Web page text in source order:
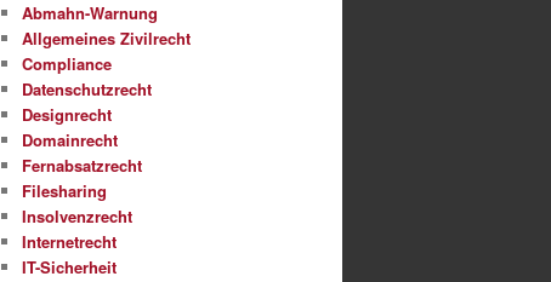
Abmahn-Warnung
Allgemeines Zivilrecht
Compliance
Datenschutzrecht
Designrecht
Domainrecht
Fernabsatzrecht
Filesharing
Insolvenzrecht
Internetrecht
IT-Sicherheit